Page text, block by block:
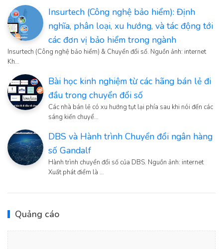
Insurtech (Công nghệ bảo hiểm): Định
nghĩa, phân loại, xu hướng, và tác động tới
các đơn vị bảo hiểm trong ngành
Insurtech (Công nghệ bảo hiểm) & Chuyển đổi số. Nguồn ảnh: internet
Kh…
Bài học kinh nghiệm từ các hãng bán lẻ đi
đầu trong chuyển đổi số
Các nhà bán lẻ có xu hướng tụt lại phía sau khi nói đến các
sáng kiến chuyể…
DBS và Hành trình Chuyển đổi ngân hàng
số Gandalf
Hành trình chuyển đổi số của DBS. Nguồn ảnh: internet
Xuất phát điểm là …
Quảng cáo